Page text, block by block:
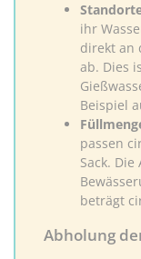
ihr
direkt an
ab. Dies
Beispiel
passen
Sack.
beträgt
Abholung